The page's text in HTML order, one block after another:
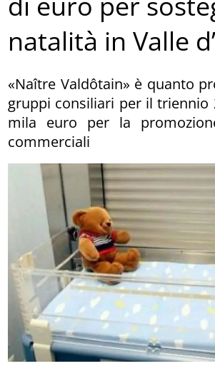
natalità in Valle
«Naître Valdôtain» è quanto
gruppi consiliari per il triennio
mila euro per la
commerciali